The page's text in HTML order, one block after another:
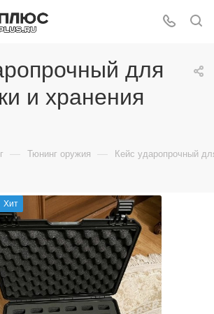
для
и хранения
— Тюнинг оружия — Кейс ударопрочный
Хит